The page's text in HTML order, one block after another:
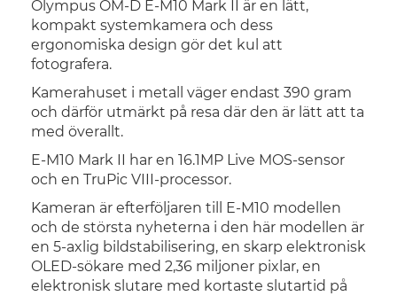
Olympus OM-D E-M10 Mark II är en lätt,
kompakt systemkamera och dess
ergonomiska design gör det kul att
fotografera.
Kamerahuset i metall väger endast 390 gram
och därför utmärkt på resa där den är lätt att ta
med överallt.
E-M10 Mark II har en 16.1MP Live MOS-sensor
och en TruPic VIII-processor.
Kameran är efterföljaren till E-M10 modellen
och de största nyheterna i den här modellen är
en 5-axlig bildstabilisering, en skarp elektronisk
OLED-sökare med 2,36 miljoner pixlar, en
elektronisk slutare med kortaste slutartid på